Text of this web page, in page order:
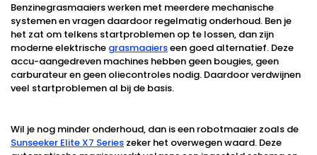
Benzinegrasmaaiers werken met meerdere mechanische
systemen en vragen daardoor regelmatig onderhoud. Ben je
het zat om telkens startproblemen op te lossen, dan zijn
moderne elektrische grasmaaierseen goed alternatief. Deze
accu-aangedreven machines hebben geen bougies, geen
carburateur en geen oliecontroles nodig. Daardoor verdwijnen
veel startproblemen al bij de basis.
Wil je nog minder onderhoud, dan is een robotmaaier zoals de
Sunseeker Elite X7 Series zeker het overwegen waard. Deze